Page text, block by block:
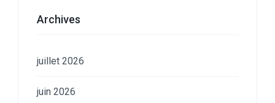
Archives
juillet 2026
juin 2026